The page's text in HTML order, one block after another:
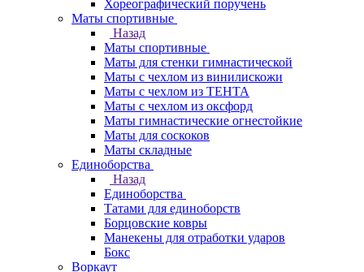
Хореографический поручень
Маты спортивные
Назад
Маты спортивные
Маты для стенки гимнастической
Маты с чехлом из винилискожи
Маты с чехлом из ТЕНТА
Маты с чехлом из оксфорд
Маты гимнастические огнестойкие
Маты для соскоков
Маты складные
Единоборства
Назад
Единоборства
Татами для единоборств
Борцовские ковры
Манекены для отработки ударов
Бокс
Воркаут